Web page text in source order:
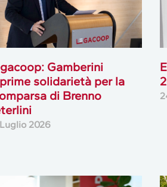
Gamberini
solidarietà per la
di Brenno
2026